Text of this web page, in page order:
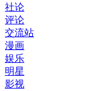
社论
评论
交流站
漫画
娱乐
明星
影视